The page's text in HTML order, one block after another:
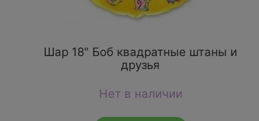
Шар 18" Боб квадратные штаны и
друзья
Нет в наличии